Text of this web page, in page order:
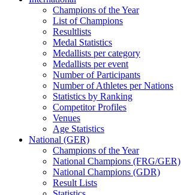
Champions of the Year
List of Champions
Resultlists
Medal Statistics
Medallists per category
Medallists per event
Number of Participants
Number of Athletes per Nations
Statistics by Ranking
Competitor Profiles
Venues
Age Statistics
National (GER)
Champions of the Year
National Champions (FRG/GER)
National Champions (GDR)
Result Lists